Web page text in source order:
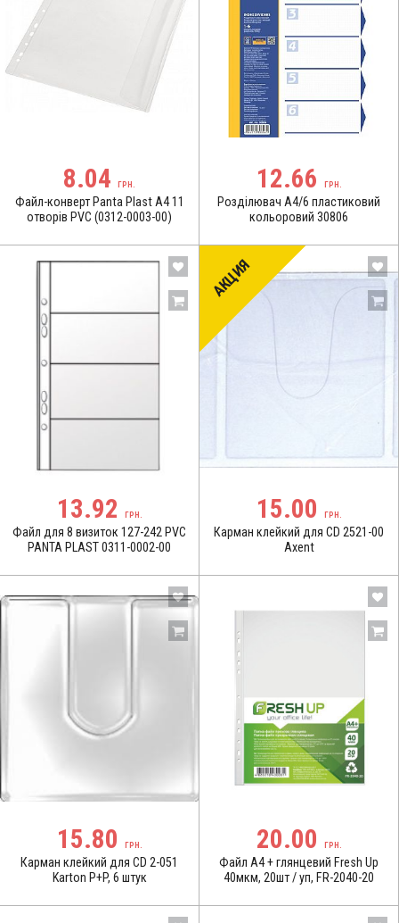
8.04 ГРН.
Файл-конверт Panta Plast А4 11
отворів PVC (0312-0003-00)
12.66 ГРН.
Розділювач А4/6 пластиковий
кольоровий 30806
13.92 ГРН.
Файл для 8 визиток 127-242 PVC
PANTA PLAST 0311-0002-00
АКЦИЯ
15.00 ГРН.
Карман клейкий для CD 2521-00
Axent
15.80 ГРН.
Карман клейкий для CD 2-051
Karton P+P, 6 штук
20.00 ГРН.
Файл A4 + глянцевий Fresh Up
40мкм, 20шт / уп, FR-2040-20